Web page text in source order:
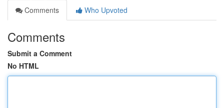
Comments
Who Upvoted
Comments
Submit a Comment
No HTML